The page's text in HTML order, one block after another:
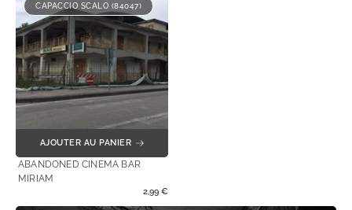
CAPACCIO SCALO (84047)
AJOUTER AU PANIER
ABANDONED CINEMA BAR
MIRIAM
2,99 €